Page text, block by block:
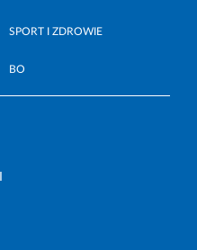
SPORT I ZDROWIE
BO